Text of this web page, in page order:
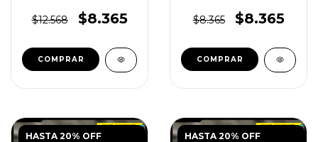
$12.568 $8.365
$8.365
$8.365
HASTA 20% OFF HASTA 20% OFF